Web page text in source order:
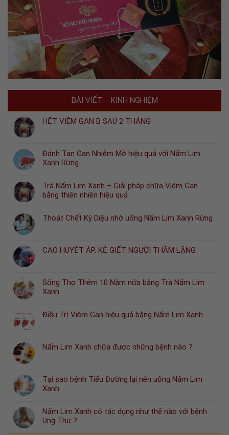
BÀI VIẾT – KINH NGHIỆM
HẾT VIÊM GAN B SAU 2 THÁNG
Đánh Tan Gan Nhiễm Mỡ hiệu quả với Nấm Lim
Xanh Rừng
Trà Nấm Lim Xanh – Giải pháp chữa Viêm Gan
bằng thiên nhiên hiệu quả
Thoát Chết Kỳ Diệu nhờ uống Nấm Lim Xanh Rừng
CAO HUYẾT ÁP, KẺ GIẾT NGƯỜI THẦM LẶNG
Sống Thọ Thêm 10 Năm nữa bằng Trà Nấm Lim
Xanh
Điều Trị Viêm Gan hiệu quả bằng Nấm Lim Xanh
Nấm Lim Xanh chữa được những bệnh nào ?
Tại sao bệnh Tiểu Đường lại nên uống Nấm Lim
Xanh
Nấm Lim Xanh có tác dụng như thế nào với bệnh
Ung Thư ?